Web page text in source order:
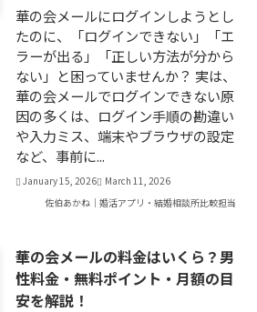
華の会メールにログインしようとし
たのに、「ログインできない」「エ
ラーが出る」「正しい方法が分から
ない」と困っていませんか？ 実は、
華の会メールでログインできない原
因の多くは、ログイン手順の勘違い
や入力ミス、端末やブラウザの設定
など、事前に...
January 15, 2026
March 11, 2026
佐伯あかね｜婚活アプリ・結婚相談所比較担当
華の会メールの料金はいくら？男
性料金・無料ポイント・月額の目
安を解説！